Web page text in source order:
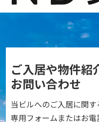
ご入居や物件紹
お問い合わせ
当ビルへのご入居に関
専用フォームまたはお電